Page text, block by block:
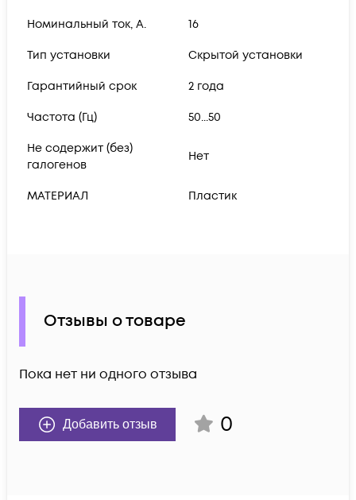
Номинальный ток, А. 16
Тип установки Скрытой установки
Гарантийный срок 2 года
Частота (Гц) 50...50
Не содержит (без)
галогенов
Нет
МАТЕРИАЛ Пластик
Отзывы о товаре
Пока нет ни одного отзыва
Добавить отзыв 0